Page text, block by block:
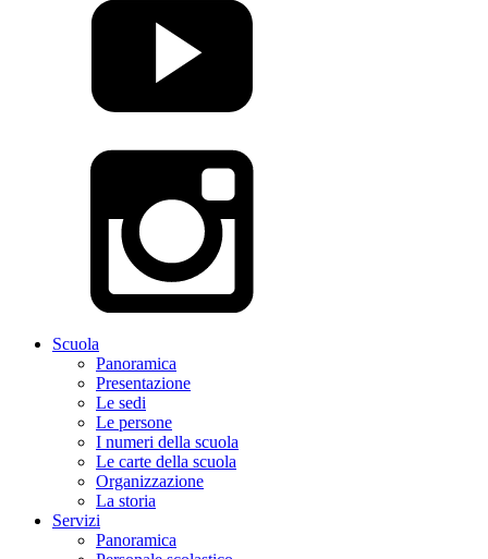
Scuola
Panoramica
Presentazione
Le sedi
Le persone
I numeri della scuola
Le carte della scuola
Organizzazione
La storia
Servizi
Panoramica